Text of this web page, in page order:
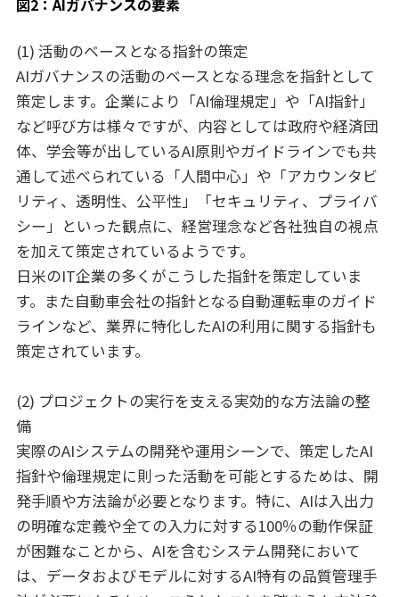
図2：AIガバナンスの要素
(1) 活動のベースとなる指針の策定
AIガバナンスの活動のベースとなる理念を指針として
策定します。企業により「AI倫理規定」や「AI指針」
など呼び方は様々ですが、内容としては政府や経済団
体、学会等が出しているAI原則やガイドラインでも共
通して述べられている「人間中心」や「アカウンタビ
リティ、透明性、公平性」「セキュリティ、プライバ
シー」といった観点に、経営理念など各社独自の視点
を加えて策定されているようです。
日米のIT企業の多くがこうした指針を策定していま
す。また自動車会社の指針となる自動運転車のガイド
ラインなど、業界に特化したAIの利用に関する指針も
策定されています。
(2) プロジェクトの実行を支える実効的な方法論の整
備
実際のAIシステムの開発や運用シーンで、策定したAI
指針や倫理規定に則った活動を可能とするためは、開
発手順や方法論が必要となります。特に、AIは入出力
の明確な定義や全ての入力に対する100％の動作保証
が困難なことから、AIを含むシステム開発において
は、データおよびモデルに対するAI特有の品質管理手